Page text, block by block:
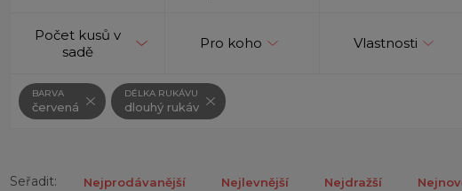
Počet kusů v
sadě
Pro koho Vlastnosti
BARVA
červená
DÉLKA RUKÁVU
dlouhý rukáv
Seřadit: Nejprodávanější Nejlevnější Nejdražší